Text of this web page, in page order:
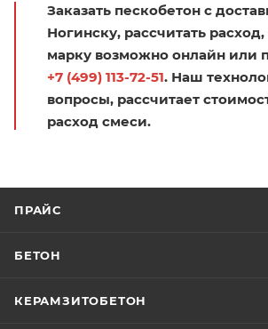
Заказать пескобетон с
Ногинску, рассчитать
марку возможно онлайн или
+7 (499) 113-72-51. Наш
вопросы, рассчитает
расход смеси.
ПРАЙС
БЕТОН
КЕРАМЗИТОБЕТОН